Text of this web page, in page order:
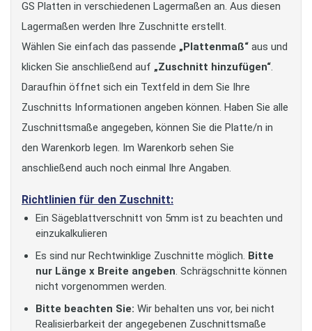
GS Platten in verschiedenen Lagermaßen an. Aus diesen
Lagermaßen werden Ihre Zuschnitte erstellt.
Wählen Sie einfach das passende „Plattenmaß“ aus und
klicken Sie anschließend auf „Zuschnitt hinzufügen“.
Daraufhin öffnet sich ein Textfeld in dem Sie Ihre
Zuschnitts Informationen angeben können. Haben Sie alle
Zuschnittsmaße angegeben, können Sie die Platte/n in
den Warenkorb legen. Im Warenkorb sehen Sie
anschließend auch noch einmal Ihre Angaben.
Richtlinien für den Zuschnitt:
Ein Sägeblattverschnitt von 5mm ist zu beachten und
einzukalkulieren
Es sind nur Rechtwinklige Zuschnitte möglich. Bitte
nur Länge x Breite angeben. Schrägschnitte können
nicht vorgenommen werden.
Bitte beachten Sie: Wir behalten uns vor, bei nicht
Realisierbarkeit der angegebenen Zuschnittsmaße